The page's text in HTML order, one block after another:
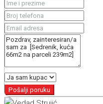
Pošalji poruku